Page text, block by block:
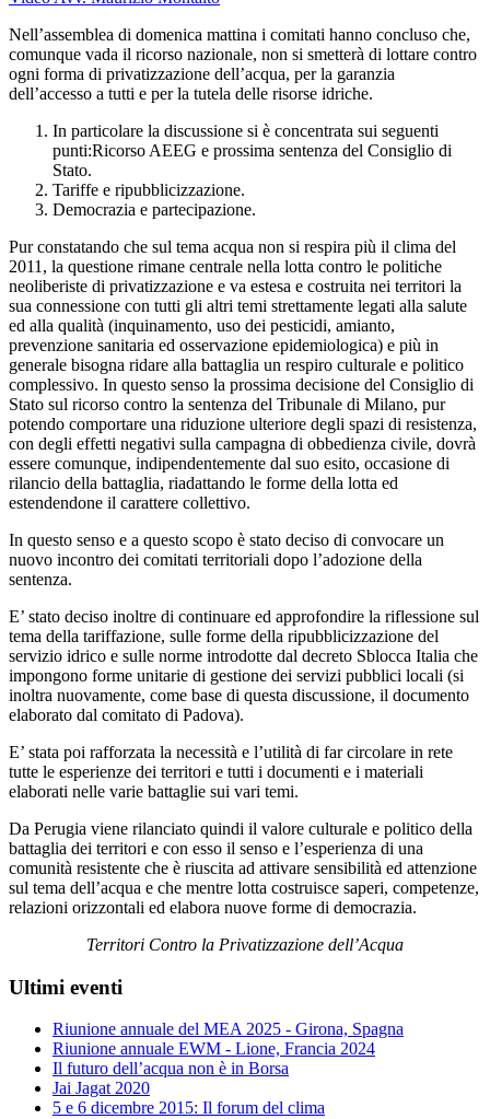
Nell’assemblea di domenica mattina i comitati hanno concluso che,
comunque vada il ricorso nazionale, non si smetterà di lottare contro
ogni forma di privatizzazione dell’acqua, per la garanzia
dell’accesso a tutti e per la tutela delle risorse idriche.
In particolare la discussione si è concentrata sui seguenti
punti:Ricorso AEEG e prossima sentenza del Consiglio di
Stato.
Tariffe e ripubblicizzazione.
Democrazia e partecipazione.
Pur constatando che sul tema acqua non si respira più il clima del
2011, la questione rimane centrale nella lotta contro le politiche
neoliberiste di privatizzazione e va estesa e costruita nei territori la
sua connessione con tutti gli altri temi strettamente legati alla salute
ed alla qualità (inquinamento, uso dei pesticidi, amianto,
prevenzione sanitaria ed osservazione epidemiologica) e più in
generale bisogna ridare alla battaglia un respiro culturale e politico
complessivo. In questo senso la prossima decisione del Consiglio di
Stato sul ricorso contro la sentenza del Tribunale di Milano, pur
potendo comportare una riduzione ulteriore degli spazi di resistenza,
con degli effetti negativi sulla campagna di obbedienza civile, dovrà
essere comunque, indipendentemente dal suo esito, occasione di
rilancio della battaglia, riadattando le forme della lotta ed
estendendone il carattere collettivo.
In questo senso e a questo scopo è stato deciso di convocare un
nuovo incontro dei comitati territoriali dopo l’adozione della
sentenza.
E’ stato deciso inoltre di continuare ed approfondire la riflessione sul
tema della tariffazione, sulle forme della ripubblicizzazione del
servizio idrico e sulle norme introdotte dal decreto Sblocca Italia che
impongono forme unitarie di gestione dei servizi pubblici locali (si
inoltra nuovamente, come base di questa discussione, il documento
elaborato dal comitato di Padova).
E’ stata poi rafforzata la necessità e l’utilità di far circolare in rete
tutte le esperienze dei territori e tutti i documenti e i materiali
elaborati nelle varie battaglie sui vari temi.
Da Perugia viene rilanciato quindi il valore culturale e politico della
battaglia dei territori e con esso il senso e l’esperienza di una
comunità resistente che è riuscita ad attivare sensibilità ed attenzione
sul tema dell’acqua e che mentre lotta costruisce saperi, competenze,
relazioni orizzontali ed elabora nuove forme di democrazia.
Territori Contro la Privatizzazione dell’Acqua
Ultimi eventi
Riunione annuale del MEA 2025 - Girona, Spagna
Riunione annuale EWM - Lione, Francia 2024
Il futuro dell’acqua non è in Borsa
Jai Jagat 2020
5 e 6 dicembre 2015: Il forum del clima